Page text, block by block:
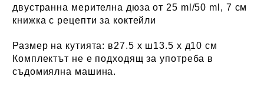
двустранна мерителна дюза от 25 ml/50 ml, 7 см
книжка с рецепти за коктейли
Размер на кутията: в27.5 х ш13.5 х д10 см
Комплектът не е подходящ за употреба в
съдомиялна машина.